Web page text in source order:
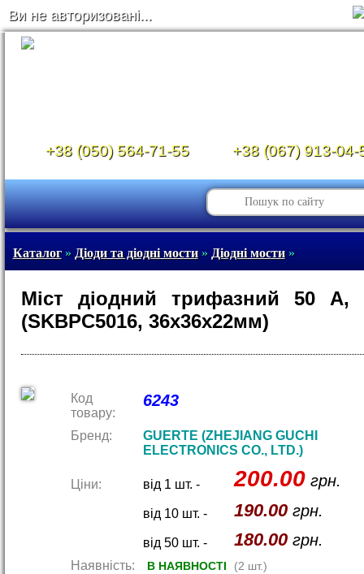
Ви не авторизовані...
+38 (050) 564-71-55 +38 (067) 913-04-
Каталог» Діоди та діодні мости» Діодні мости»
Міст діодний трифазний 50 A,
(SKBPC5016, 36х36х22мм)
Код
товару:
6243
Бренд:
GUERTE (ZHEJIANG GUCHI
ELECTRONICS CO., LTD.)
Ціни: від 1 шт. - 200.00грн.
від 10 шт. - 190.00грн.
від 50 шт. - 180.00грн.
Наявність: В НАЯВНОСТІ (2 шт.)